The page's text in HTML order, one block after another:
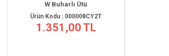
W Buharlı Ütü
Ürün Kodu : 000008CY2T
1.351,00 TL